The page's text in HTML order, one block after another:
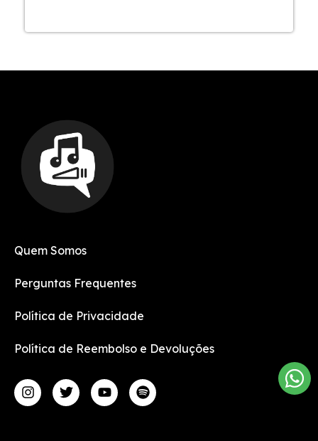
Quem Somos
Perguntas Frequentes
Política de Privacidade
Política de Reembolso e Devoluções